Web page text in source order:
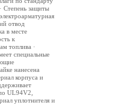
Степень защиты
отвод
в месте
к
топлива ·
специальные
нанесена
корпуса и
UL94V2,
уплотнителя и